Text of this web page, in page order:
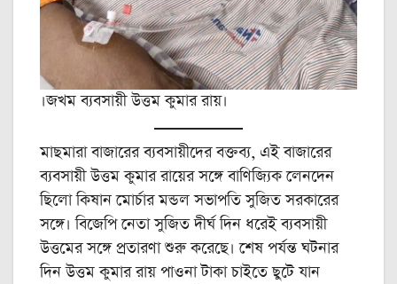
।জখম ব্যবসায়ী উত্তম কুমার রায়।
মাছমারা বাজারের ব্যবসায়ীদের বক্তব্য, এই বাজারের
ব্যবসায়ী উত্তম কুমার রায়ের সঙ্গে বাণিজ্যিক লেনদেন
ছিলো কিষান মোর্চার মন্ডল সভাপতি সুজিত সরকারের
সঙ্গে। বিজেপি নেতা সুজিত দীর্ঘ দিন ধরেই ব্যবসায়ী
উত্তমের সঙ্গে প্রতারণা শুরু করেছে। শেষ পর্যন্ত ঘটনার
দিন উত্তম কুমার রায় পাওনা টাকা চাইতে ছুটে যান